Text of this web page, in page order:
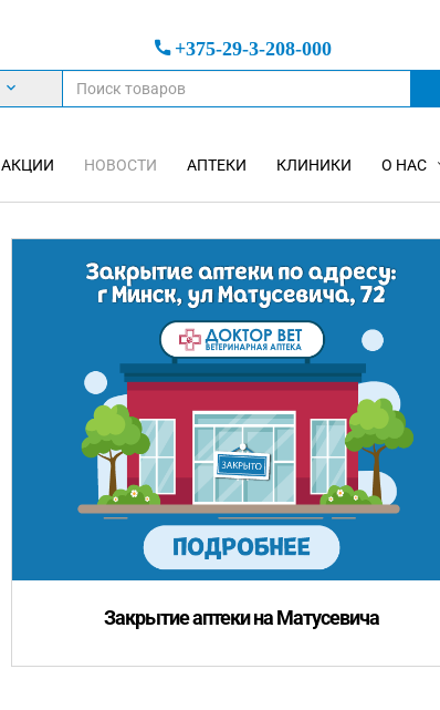
+375-29-3-208-000
АКЦИИ НОВОСТИ АПТЕКИ КЛИНИКИ О НАС
Закрытие аптеки на Матусевича